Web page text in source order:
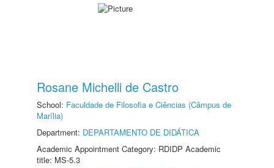
Rosane Michelli de Castro
School: Faculdade de Filosofia e Ciências (Câmpus de
Marília)
Department: DEPARTAMENTO DE DIDÁTICA
Academic Appointment Category: RDIDP Academic
title: MS-5.3